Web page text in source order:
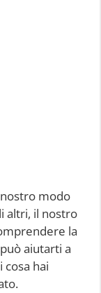
modo
altri, il nostro
la
aiutarti a
hai